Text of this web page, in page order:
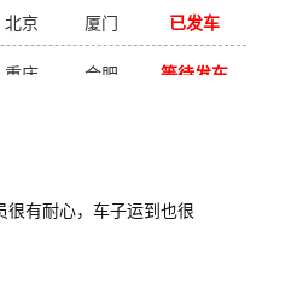
北京 厦门 已发车
重庆 合肥 等待发车
很有耐心，车子运到也很